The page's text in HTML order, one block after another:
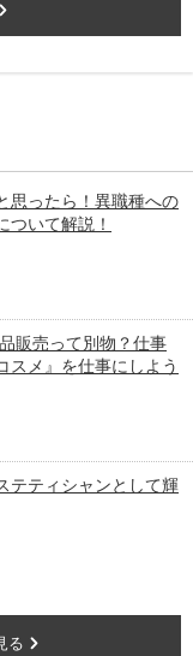
思ったら！異職種への
ついて解説！
販売って別物？仕事
スメ』を仕事にしよう
テティシャンとして輝
る